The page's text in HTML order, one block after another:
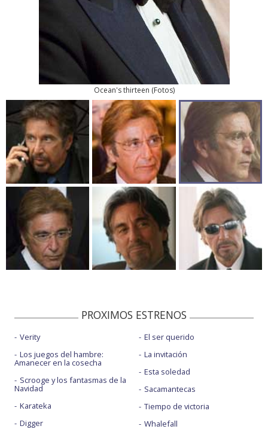
Ocean's thirteen (Fotos)
PROXIMOS ESTRENOS
Verity
Los juegos del hambre:
Amanecer en la cosecha
Scrooge y los fantasmas de la
Navidad
Karateka
Digger
El ser querido
La invitación
Esta soledad
Sacamantecas
Tiempo de victoria
Whalefall